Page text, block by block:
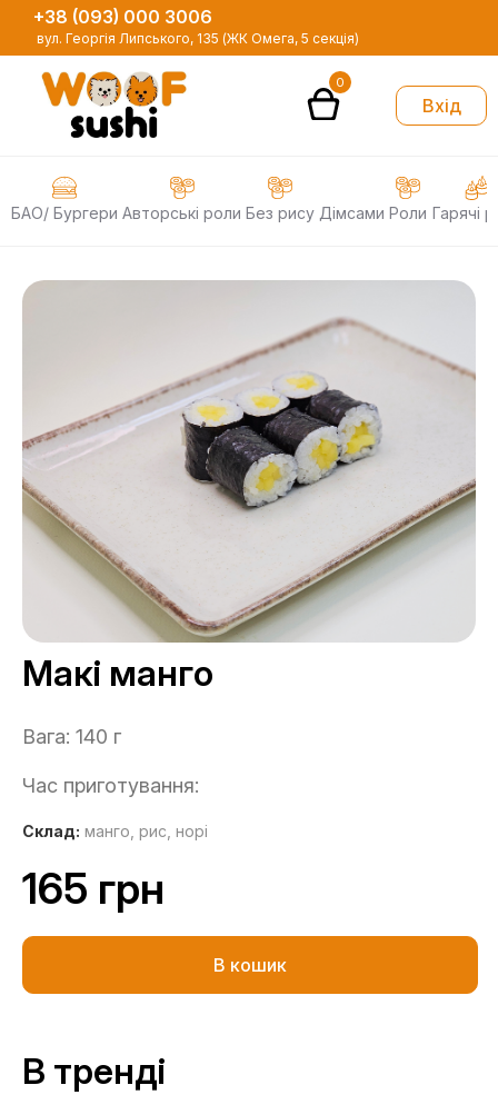
+38 (093) 000 3006
вул. Георгія Липського, 135 (ЖК Омега, 5 секція)
0
Вхід
БАО/ Бургери Авторські роли Без рису Дімсами Роли Гарячі
Макі манго
Вага: 140 г
Час приготування:
Склад: манго, рис, норі
165 грн
В кошик
В тренді